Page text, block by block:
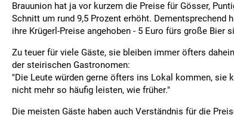
Brauunion hat ja vor kurzem die Preise für Gösser,
Schnitt um rund 9,5 Prozent erhöht. Dementsprechend
ihre Krügerl-Preise angehoben - 5 Euro fürs große Bier
Zu teuer für viele Gäste, sie bleiben immer öfters
der steirischen Gastronomen:
"Die Leute würden gerne öfters ins Lokal kommen, sie
nicht mehr so häufig leisten, wie früher."
Die meisten Gäste haben auch Verständnis für die